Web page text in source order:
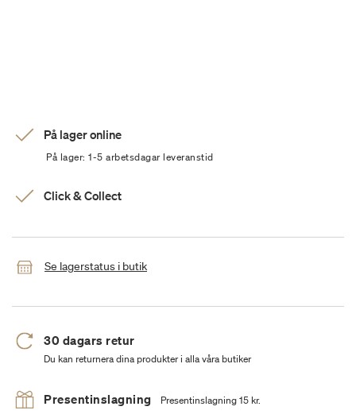
På lager online
På lager: 1-5 arbetsdagar leveranstid
Click & Collect
Se lagerstatus i butik
30 dagars retur
Du kan returnera dina produkter i alla våra butiker
Presentinslagning Presentinslagning 15 kr.